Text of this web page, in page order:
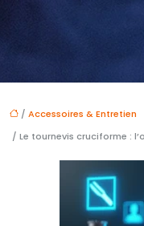
/ Accessoires & Entretien
/ Le tournevis cruciforme :